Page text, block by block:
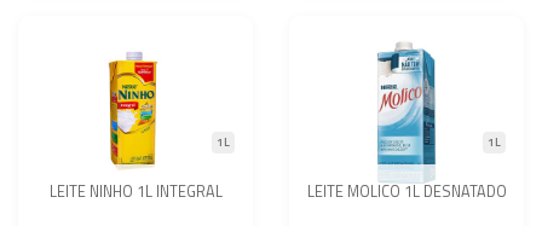
LEITE NINHO 1L INTEGRAL
1L
LEITE MOLICO 1L DESNATADO
1L